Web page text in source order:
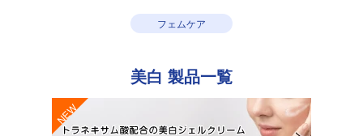
フェムケア
美白 製品一覧